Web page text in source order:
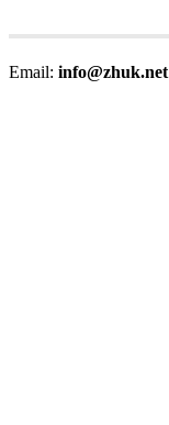
Email: info@zhuk.net